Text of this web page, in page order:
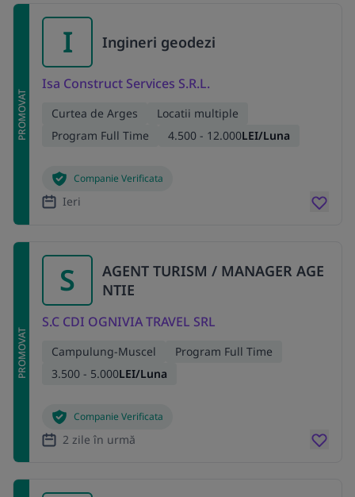
PROMOVAT
I Ingineri geodezi
Isa Construct Services S.R.L.
Curtea de Arges
Locatii multiple
Program Full Time
4.500 - 12.000LEI/Luna
Companie Verificata
Ieri
PROMOVAT
S
AGENT TURISM / MANAGER AGE
NTIE
S.C CDI OGNIVIA TRAVEL SRL
Campulung-Muscel
Program Full Time
3.500 - 5.000LEI/Luna
Companie Verificata
2 zile în urmă